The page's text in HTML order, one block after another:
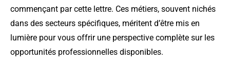
commençant par cette lettre. Ces métiers, souvent nichés
dans des secteurs spécifiques, méritent d’être mis en
lumière pour vous offrir une perspective complète sur les
opportunités professionnelles disponibles.